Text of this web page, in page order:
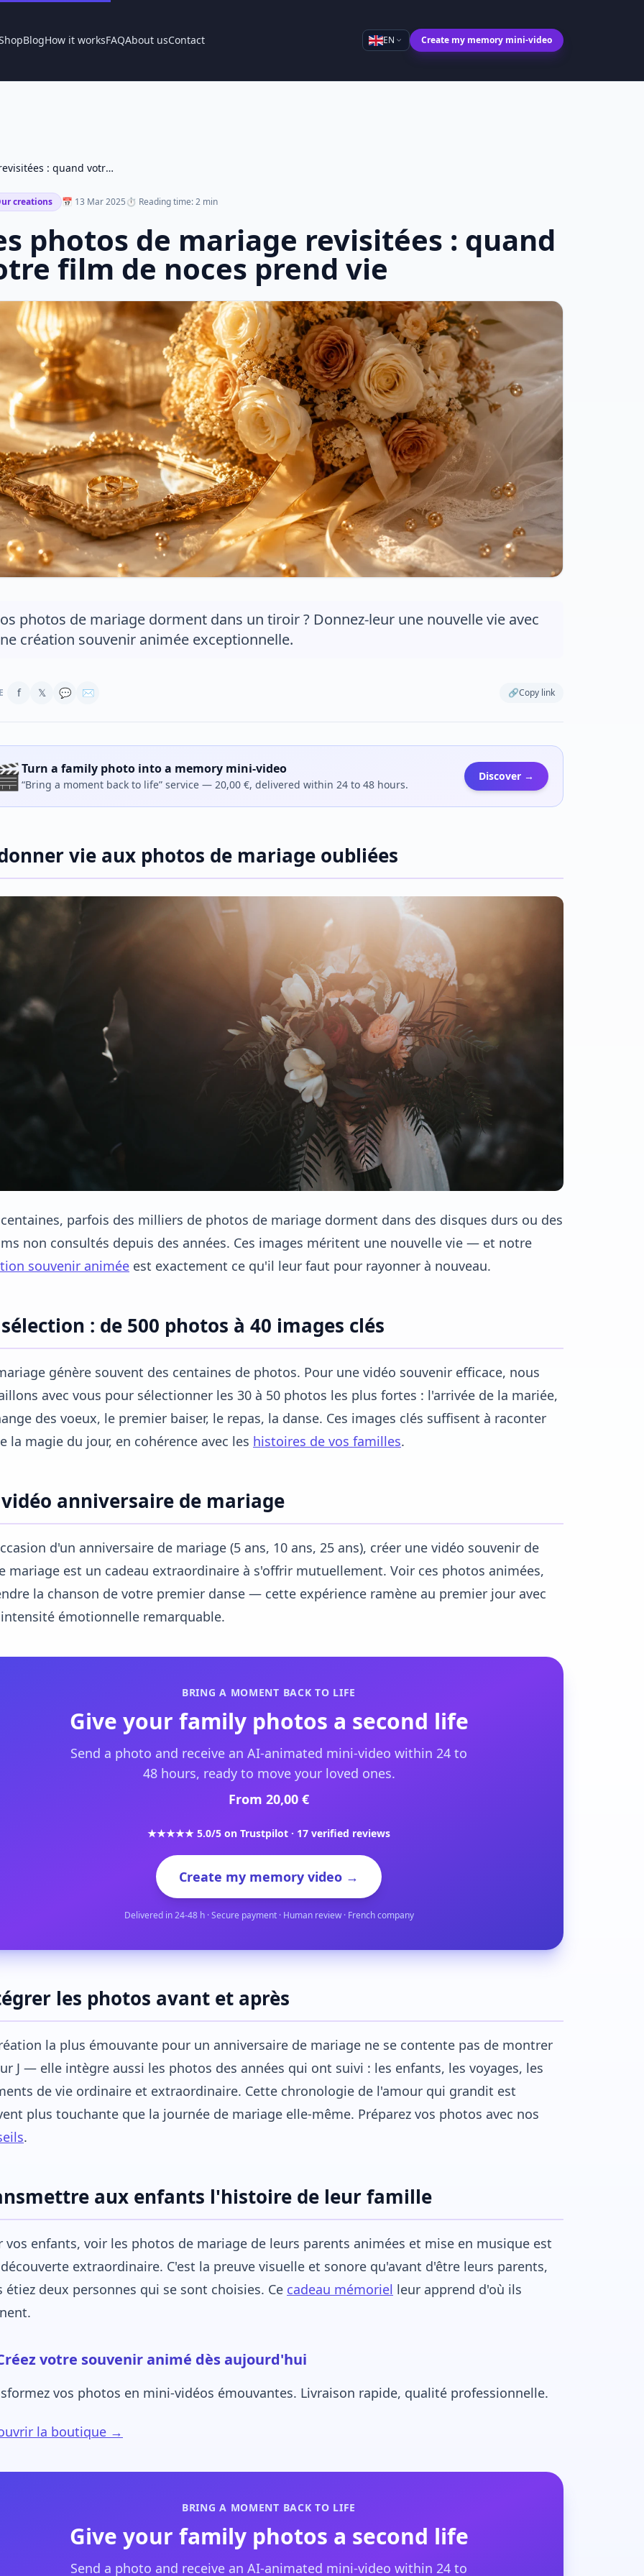
BlogHow it worksFAQAbout usContact EN Create my memory mini-video
Les photos de mariage revisitées : quand votre film de noces prend vie
creations 📅 13 Mar 2025⏱ Reading time: 2 min
photos de mariage revisitées : quand
film de noces prend vie
photos de mariage dorment dans un tiroir ? Donnez-leur une nouvelle vie avec
création souvenir animée exceptionnelle.
f 𝕏 💬 ✉ 🔗Copy link
Turn a family photo into a memory mini-video
“Bring a moment back to life” service — 20,00 €, delivered within 24 to 48 hours.
Discover →
vie aux photos de mariage oubliées
parfois des milliers de photos de mariage dorment dans des disques durs ou des
non consultés depuis des années. Ces images méritent une nouvelle vie — et notre
souvenir animée est exactement ce qu'il leur faut pour rayonner à nouveau.
: de 500 photos à 40 images clés
génère souvent des centaines de photos. Pour une vidéo souvenir efficace, nous
avec vous pour sélectionner les 30 à 50 photos les plus fortes : l'arrivée de la mariée,
des voeux, le premier baiser, le repas, la danse. Ces images clés suffisent à raconter
la magie du jour, en cohérence avec les histoires de vos familles.
anniversaire de mariage
d'un anniversaire de mariage (5 ans, 10 ans, 25 ans), créer une vidéo souvenir de
mariage est un cadeau extraordinaire à s'offrir mutuellement. Voir ces photos animées,
la chanson de votre premier danse — cette expérience ramène au premier jour avec
émotionnelle remarquable.
BRING A MOMENT BACK TO LIFE
Give your family photos a second life
Send a photo and receive an AI-animated mini-video within 24 to
48 hours, ready to move your loved ones.
From 20,00 €
★★★★★ 5.0/5 on Trustpilot · 17 verified reviews
Create my memory video →
Delivered in 24-48 h · Secure payment · Human review · French company
les photos avant et après
la plus émouvante pour un anniversaire de mariage ne se contente pas de montrer
J — elle intègre aussi les photos des années qui ont suivi : les enfants, les voyages, les
de vie ordinaire et extraordinaire. Cette chronologie de l'amour qui grandit est
plus touchante que la journée de mariage elle-même. Préparez vos photos avec nos
.
aux enfants l'histoire de leur famille
vos enfants, voir les photos de mariage de leurs parents animées et mise en musique est
extraordinaire. C'est la preuve visuelle et sonore qu'avant d'être leurs parents,
étiez deux personnes qui se sont choisies. Ce cadeau mémoriel leur apprend d'où ils
votre souvenir animé dès aujourd'hui
vos photos en mini-vidéos émouvantes. Livraison rapide, qualité professionnelle.
la boutique →
BRING A MOMENT BACK TO LIFE
Give your family photos a second life
Send a photo and receive an AI-animated mini-video within 24 to